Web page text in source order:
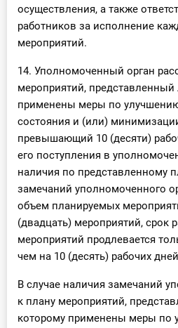
осуществления, а также
работников за исполнение
мероприятий.
14. Уполномоченный орган
мероприятий,
применены меры по
состояния и (или)
превышающий 10 (десяти)
его поступления в
наличия по представленному
замечаний уполномоченного
объем планируемых
(двадцать) мероприятий, срок
мероприятий продлевается
чем на 10 (десять) рабочих
В случае наличия замечаний
к плану мероприятий,
которому применены меры по